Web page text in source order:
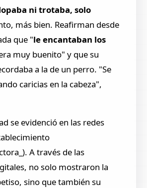
ni trotaba, solo
más bien. Reafirman desde
que "le encantaban los
muy buenito" y que su
a la de un perro. "Se
caricias en la cabeza",
se evidenció en las redes
A través de las
no solo mostraron la
sino que también su